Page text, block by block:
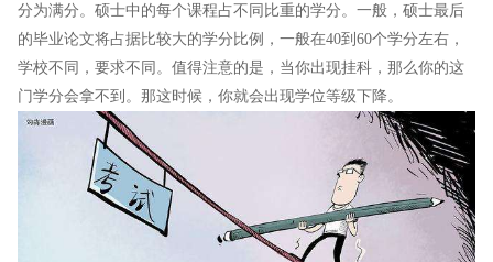
分为满分。硕士中的每个课程占不同比重的学分。一般，硕士最后
的毕业论文将占据比较大的学分比例，一般在40到60个学分左右，
学校不同，要求不同。值得注意的是，当你出现挂科，那么你的这
门学分会拿不到。那这时候，你就会出现学位等级下降。